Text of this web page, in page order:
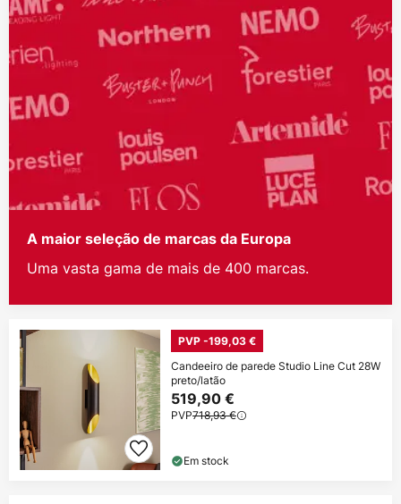
A maior seleção de marcas da Europa
Uma vasta gama de mais de 400 marcas.
PVP -199,03 €
Candeeiro de parede Studio Line Cut 28W
preto/latão
519,90 €
PVP718,93 €
Em stock